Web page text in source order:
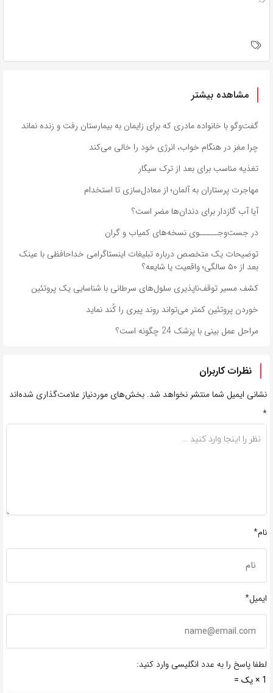
مشاهده بیشتر
گفت‌وگو با خانواده مادری که برای زایمان به بیمارستان رفت و زنده نماند
چرا مغز در هنگام خواب، انرژی خود را خالی می‌کند
تغذیه مناسب برای بعد از ترک سیگار
مهاجرت پرستاران به آلمان؛ از معادل‌سازی تا استخدام
آیا آب گازدار برای دندان‌ها مضر است؟
در جست‌وجـــــوی نسخه‌های کمیاب و گران
توضیحات یک متخصص درباره تبلیغات اینستاگرامی خداحافظی با عینک
بعد از ۵۰ سالگی؛ واقعیت یا شایعه؟
کشف مسیر توقف‌ناپذیری سلول‌های سرطانی با شناسایی یک پروتئین
خوردن پروتئین کمتر می‌تواند روند پیری را کُند نماید
مراحل عمل بینی با پزشک 24 چگونه است؟
نظرات کاربران
نشانی ایمیل شما منتشر نخواهد شد. بخش‌های موردنیاز علامت‌گذاری شده‌اند
*
نام*
ایمیل*
لطفا پاسخ را به عدد انگلیسی وارد کنید:
1 × یک =